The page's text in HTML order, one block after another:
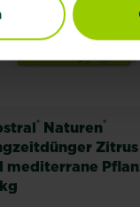
® Naturen®
Zitrus
mediterrane